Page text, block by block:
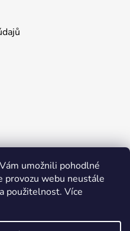
umožnili pohodlné
provozu webu neustále
použitelnost. Více